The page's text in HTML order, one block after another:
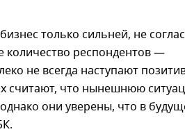
только сильней, не
респондентов —
не всегда наступают
считают, что нынешнюю
они уверены, что в